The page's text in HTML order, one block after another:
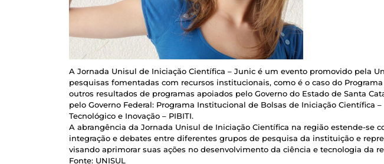
A Jornada Unisul de Iniciação Científica – Junic é um evento promovido pela
pesquisas fomentadas com recursos institucionais, como é o caso do
outros resultados de programas apoiados pelo Governo do Estado de Santa
pelo Governo Federal: Programa Institucional de Bolsas de Iniciação
Tecnológico e Inovação – PIBITI.
A abrangência da Jornada Unisul de Iniciação Científica na região estende-se
integração e debates entre diferentes grupos de pesquisa da instituição e
visando aprimorar suas ações no desenvolvimento da ciência e tecnologia da
Fonte: UNISUL